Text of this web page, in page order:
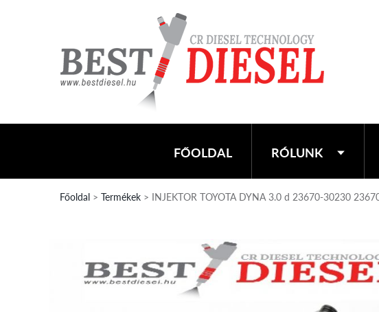
FŐOLDAL RÓLUNK
Főoldal > Termékek > INJEKTOR TOYOTA DYNA 3.0 d 23670-30230